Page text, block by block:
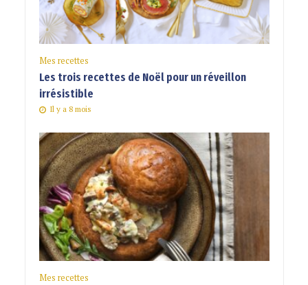
Mes recettes
Les trois recettes de Noël pour un réveillon
irrésistible
Il y a 8 mois
Mes recettes